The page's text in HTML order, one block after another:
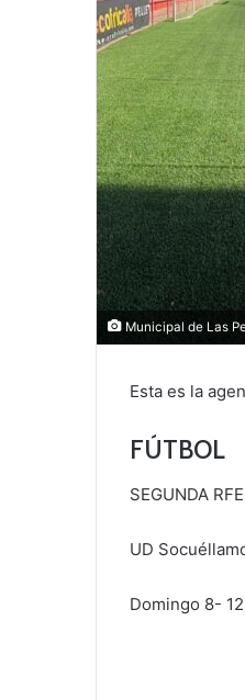
Municipal de Las
Esta es la
FÚTBOL
SEGUNDA
UD
Domingo 8-